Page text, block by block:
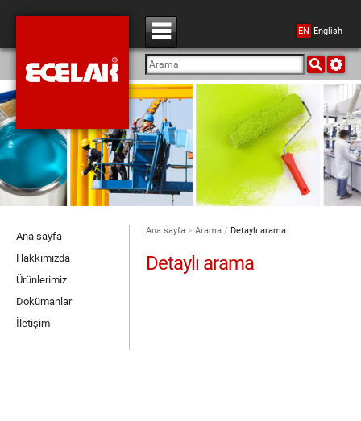
EN English
Ana sayfa > Arama / Detaylı arama
Ana sayfa
Hakkımızda
Ürünlerimiz
Dokümanlar
İletişim